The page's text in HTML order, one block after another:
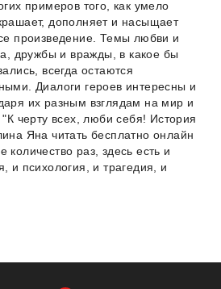
примеров того, как умело
дополняет и насыщает
произведение. Темы любви и
дружбы и вражды, в какое бы
всегда остаются
Диалоги героев интересны и
их разным взглядам на мир и
черту всех, люби себя! История
Яна читать бесплатно онлайн
количество раз, здесь есть и
и психология, и трагедия, и